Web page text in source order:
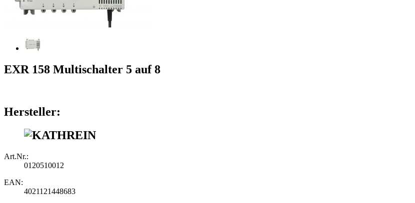
EXR 158 Multischalter 5 auf 8
Hersteller:
Art.Nr.:
0120510012
EAN:
4021121448683